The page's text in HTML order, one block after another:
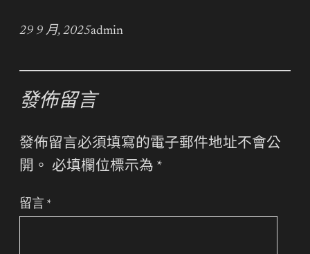
29 9 月, 2025admin
發佈留言
發佈留言必須填寫的電子郵件地址不會公
開。 必填欄位標示為 *
留言 *